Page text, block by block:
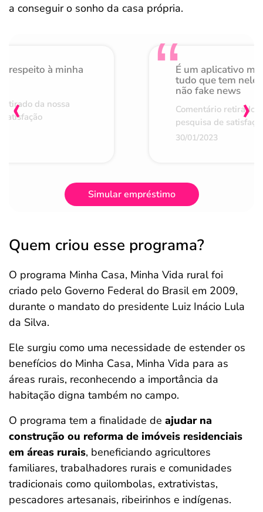
a conseguir o sonho da casa própria.
respeito à minha
da nossa
É um aplicativo
tudo que tem nele
não fake news
Comentário retirado
pesquisa de
30/01/2023
‹ ›
Simular empréstimo
Quem criou esse programa?
O programa Minha Casa, Minha Vida rural foi
criado pelo Governo Federal do Brasil em 2009,
durante o mandato do presidente Luiz Inácio Lula
da Silva.
Ele surgiu como uma necessidade de estender os
benefícios do Minha Casa, Minha Vida para as
áreas rurais, reconhecendo a importância da
habitação digna também no campo.
O programa tem a finalidade de ajudar na
construção ou reforma de imóveis residenciais
em áreas rurais, beneficiando agricultores
familiares, trabalhadores rurais e comunidades
tradicionais como quilombolas, extrativistas,
pescadores artesanais, ribeirinhos e indígenas.